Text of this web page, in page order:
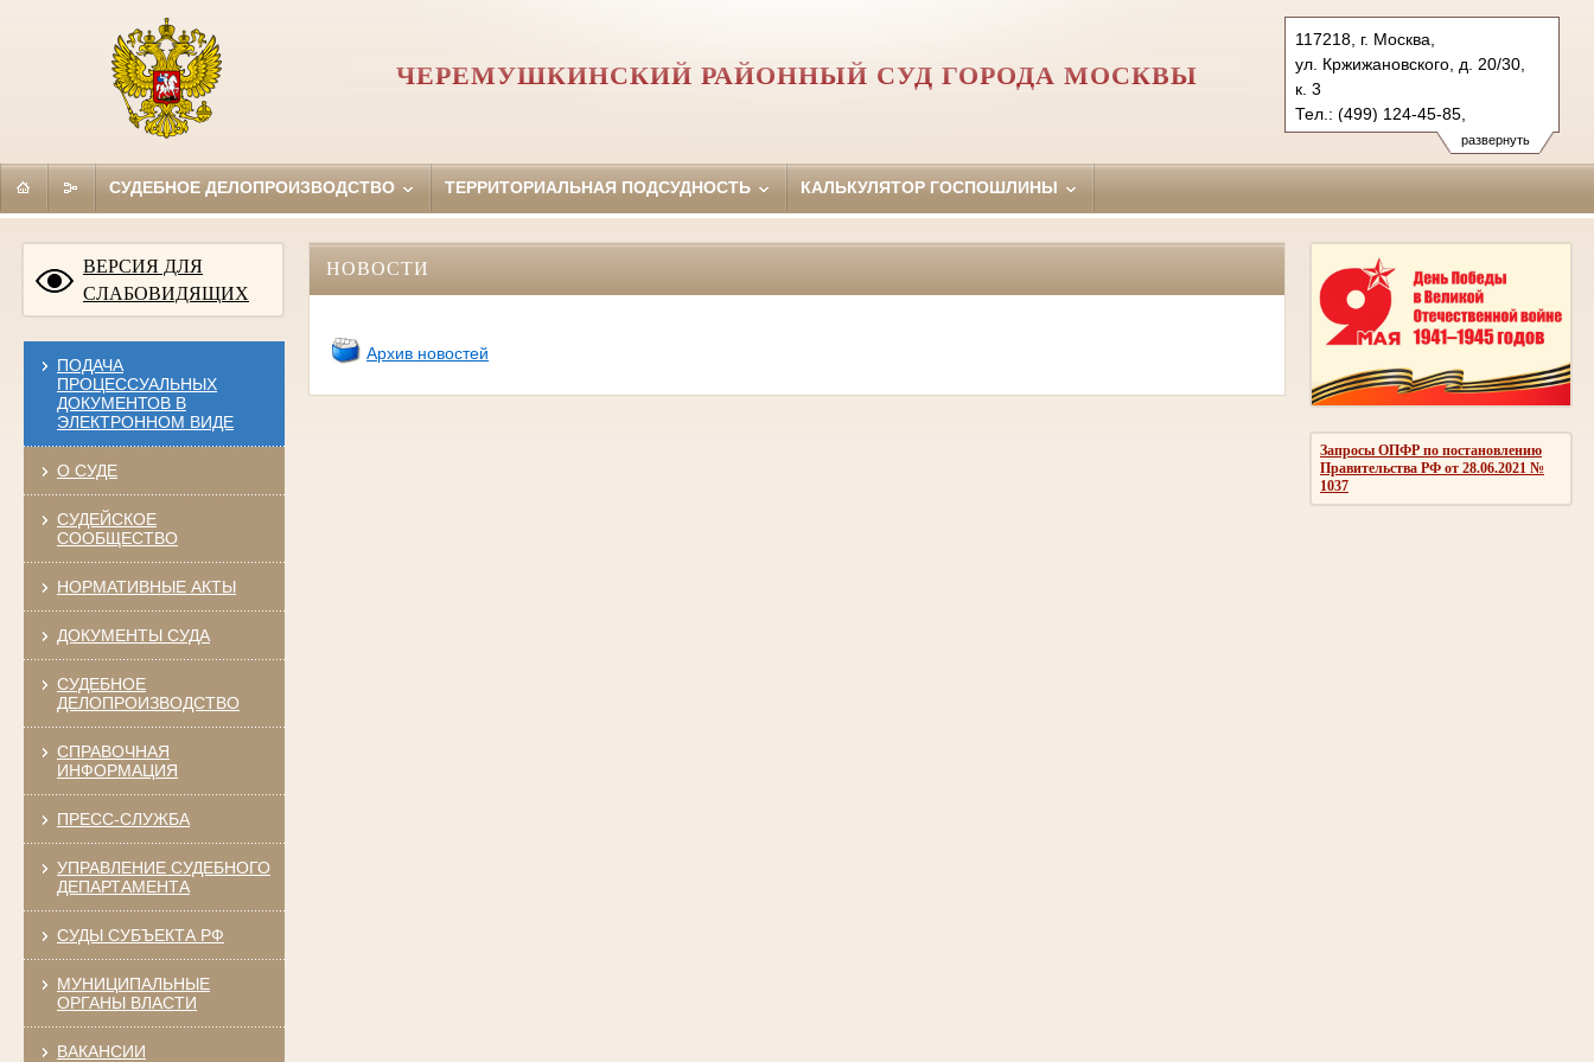
развернуть
117218, г. Москва,
ул. Кржижановского, д. 20/30,
к. 3
Тел.: (499) 124-45-85,
(495) 718-08-45
info@32.msksud.ru
ЧЕРЕМУШКИНСКИЙ РАЙОННЫЙ СУД ГОРОДА МОСКВЫ
СУДЕБНОЕ ДЕЛОПРОИЗВОДСТВО ТЕРРИТОРИАЛЬНАЯ ПОДСУДНОСТЬ КАЛЬКУЛЯТОР ГОСПОШЛИНЫ
ВЕРСИЯ ДЛЯ
СЛАБОВИДЯЩИХ
ПОДАЧА
ПРОЦЕССУАЛЬНЫХ
ДОКУМЕНТОВ В
ЭЛЕКТРОННОМ ВИДЕ
О СУДЕ
СУДЕЙСКОЕ
СООБЩЕСТВО
НОРМАТИВНЫЕ АКТЫ
ДОКУМЕНТЫ СУДА
СУДЕБНОЕ
ДЕЛОПРОИЗВОДСТВО
СПРАВОЧНАЯ
ИНФОРМАЦИЯ
ПРЕСС-СЛУЖБА
УПРАВЛЕНИЕ СУДЕБНОГО
ДЕПАРТАМЕНТА
СУДЫ СУБЪЕКТА РФ
МУНИЦИПАЛЬНЫЕ
ОРГАНЫ ВЛАСТИ
ВАКАНСИИ
Запросы ОПФР по постановлению
Правительства РФ от 28.06.2021 №
1037
НОВОСТИ
Архив новостей